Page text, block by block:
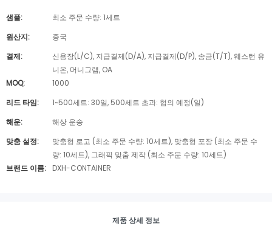
샘플:
최소 주문 수량: 1세트
원산지:
중국
결제:
신용장(L/C), 지급결제(D/A), 지급결제(D/P), 송금(T/T), 웨스턴 유
니온, 머니그램, OA
MOQ:
1000
리드 타임:
1~500세트: 30일, 500세트 초과: 협의 예정(일)
해운:
해상 운송
맞춤 설정:
맞춤형 로고 (최소 주문 수량: 10세트), 맞춤형 포장 (최소 주문 수
량: 10세트), 그래픽 맞춤 제작 (최소 주문 수량: 10세트)
브랜드 이름:
DXH-CONTAINER
제품 상세 정보